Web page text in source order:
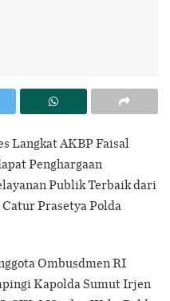
Langkat AKBP Faisal
Penghargaan
Publik Terbaik dari
Prasetya Polda
Ombusdmen RI
Kapolda Sumut Irjen